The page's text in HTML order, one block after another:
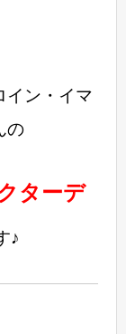
イン・イマ
の
ターデ
♪